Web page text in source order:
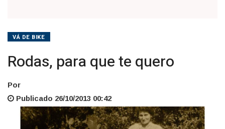
VÁ DE BIKE
Rodas, para que te quero
Por
Publicado 26/10/2013 00:42